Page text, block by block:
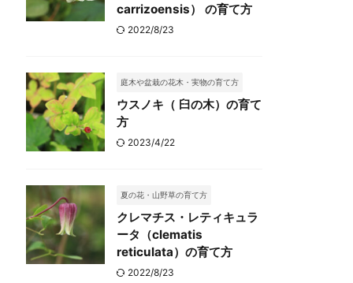
carrizoensis） の育て方
2022/8/23
庭木や盆栽の花木・実物の育て方
ウスノキ（ 臼の木）の育て
方
2023/4/22
夏の花・山野草の育て方
クレマチス・レティキュラ
ータ（clematis
reticulata）の育て方
2022/8/23